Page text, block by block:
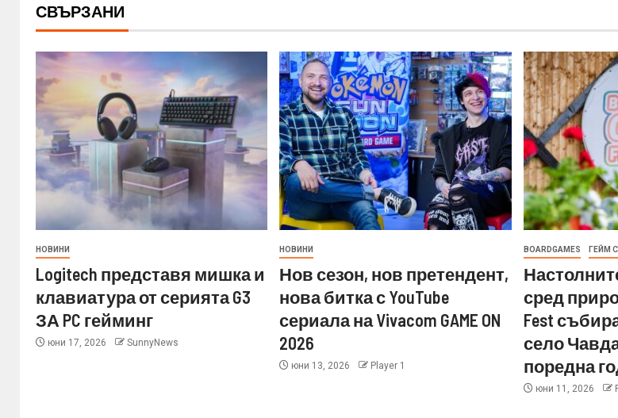
СВЪРЗАНИ
НОВИНИ
Logitech представя мишка и
клавиатура от серията G3
ЗА PC гейминг
юни 17, 2026 SunnyNews
НОВИНИ
Нов сезон, нов претендент,
нова битка с YouTube
сериала на Vivacom GAME ON
2026
юни 13, 2026 Player 1
BOARDGAMES ГЕЙМ
сред
Fest
село
поредна
юни 11, 2026